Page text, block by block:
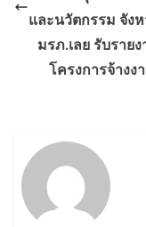
และนวัตกรรม จังห
มรภ.เลย รับราย
โครงการจ้าง